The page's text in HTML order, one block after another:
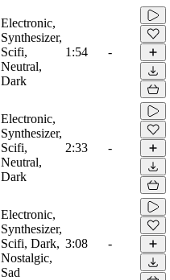
Electronic,
Synthesizer,
Scifi,
Neutral,
Dark
1:54 -
Electronic,
Synthesizer,
Scifi,
Neutral,
Dark
2:33 -
Electronic,
Synthesizer,
Scifi, Dark,
Nostalgic,
Sad
3:08 -